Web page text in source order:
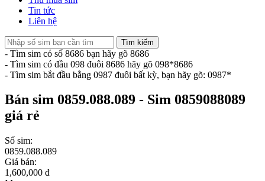
Tin tức
Liên hệ
Tìm kiếm
- Tìm sim có số 8686 bạn hãy gõ 8686
- Tìm sim có đầu 098 đuôi 8686 hãy gõ 098*8686
- Tìm sim bắt đầu bằng 0987 đuôi bất kỳ, bạn hãy gõ: 0987*
Bán sim 0859.088.089 - Sim 0859088089
giá rẻ
Số sim:
0859.088.089
Giá bán:
1,600,000 đ